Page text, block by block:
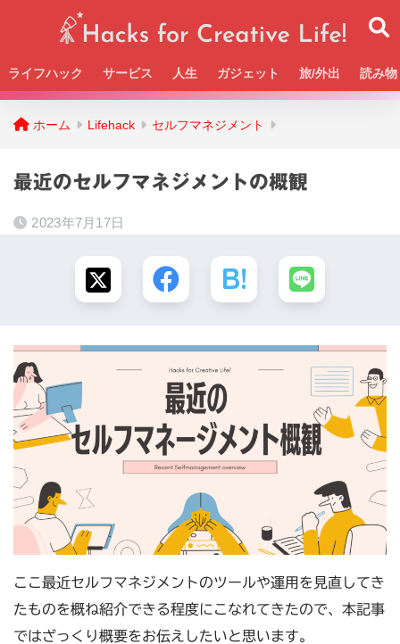
ライフハック サービス 人生 ガジェット 旅/外出 読み物
Beckの活動＆SNSまとめはこちら
ホーム Lifehack セルフマネジメント
最近のセルフマネジメントの概観
2023年7月17日
ここ最近セルフマネジメントのツールや運用を見直してき
たものを概ね紹介できる程度にこなれてきたので、本記事
ではざっくり概要をお伝えしたいと思います。